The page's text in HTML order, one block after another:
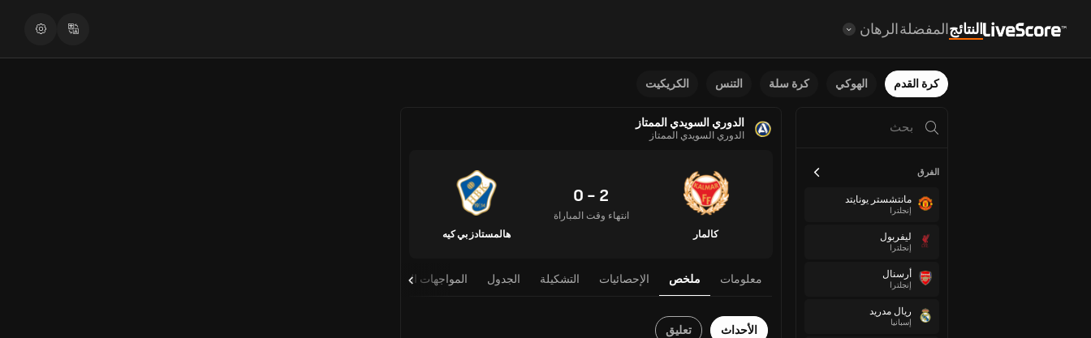
النتائجالمفضلةالرهان
كرة القدم الهوكي كرة سلة التنس الكريكيت
الفرق
مانتشستر يونايتد
إنجلترا
ليفربول
إنجلترا
أرسنال
إنجلترا
ريال مدريد
إسبانيا
الدوري السويدي الممتاز
الدوري السويدي الممتاز
كالمار
2 - 0
انتهاء وقت المباراة
هالمستادز بي كيه
معلومات ملخص الإحصائيات التشكيلة الجدول المواجهات المباشرة
الأحداث تعليق